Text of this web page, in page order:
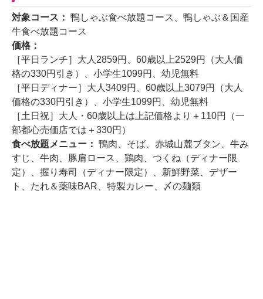
対象コース： 鴨しゃぶ食べ放題コース、鴨しゃぶ＆国産
牛食べ放題コース
価格：
［平日ランチ］大人2859円、60歳以上2529円（大人価
格の330円引き）、小学生1099円、幼児無料
［平日ディナー］大人3409円、60歳以上3079円（大人
価格の330円引き）、小学生1099円、幼児無料
［土日祝］大人・60歳以上は上記価格より＋110円（一
部都心売価店では＋330円）
食べ放題メニュー： 鴨肉、そば、赤城山麓ブタン、牛み
すじ、牛肉、豚肩ロース、鶏肉、つくね（ディナー限
定）、握り寿司（ディナー限定）、新鮮野菜、デザー
ト、たれ＆薬味BAR、特製カレー、〆の麺類